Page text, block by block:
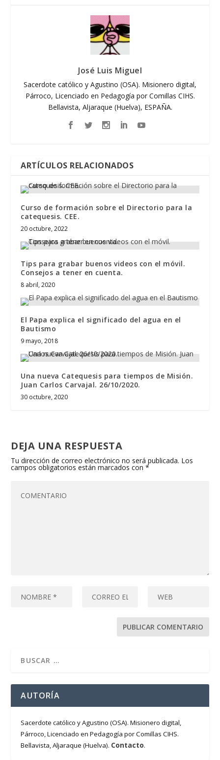
José Luis Miguel
Sacerdote católico y Agustino (OSA). Misionero digital,
Párroco, Licenciado en Pedagogía por Comillas CIHS.
Bellavista, Aljaraque (Huelva), ESPAÑA.
ARTÍCULOS RELACIONADOS
Curso de formación sobre el Directorio para la
catequesis. CEE.
20 octubre, 2022
Tips para grabar buenos videos con el móvil.
Consejos a tener en cuenta.
8 abril, 2020
El Papa explica el significado del agua en el
Bautismo
9 mayo, 2018
Una nueva Catequesis para tiempos de Misión.
Juan Carlos Carvajal. 26/10/2020.
30 octubre, 2020
DEJA UNA RESPUESTA
Tu dirección de correo electrónico no será publicada. Los
campos obligatorios están marcados con*
AUTORÍA
Sacerdote católico y Agustino (OSA). Misionero digital,
Párroco, Licenciado en Pedagogía por Comillas CIHS.
Bellavista, Aljaraque (Huelva). Contacto.